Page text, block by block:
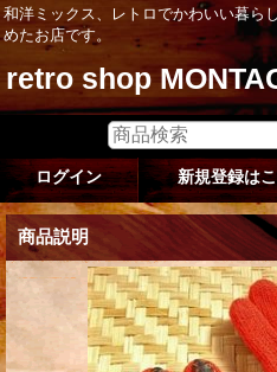
和洋ミックス、レトロでかわいい暮ら
めたお店です。
retro shop
ログイン 新規登録は
商品説明